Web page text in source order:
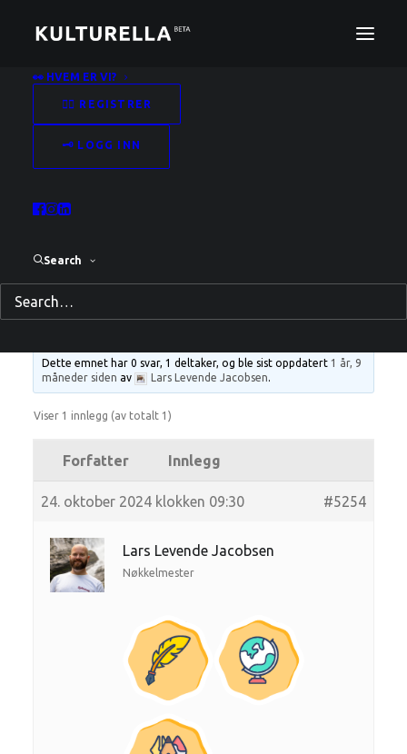
👀 HVEM ER VI?
✍🏻 REGISTRER
🗝️ LOGG INN
Search
Kurspakke: Vokalkurs,
gitarkurs
aktiviteter
Dette emnet har 0 svar, 1 deltaker, og ble sist oppdatert 1 år, 9
måneder siden av Lars Levende Jacobsen.
Viser 1 innlegg (av totalt 1)
Forfatter Innlegg
24. oktober 2024 klokken 09:30 #5254
Lars Levende Jacobsen
Nøkkelmester